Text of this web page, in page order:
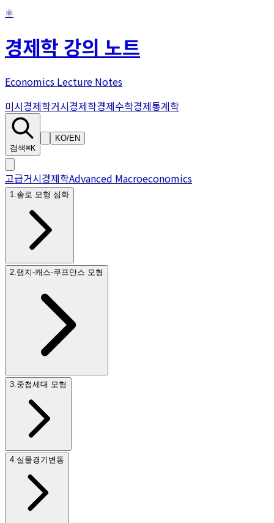
⚛
경제학 강의 노트
Economics Lecture Notes
미시경제학거시경제학경제수학경제통계학
검색⌘K
KO/EN
고급거시경제학Advanced Macroeconomics
1 솔로 모형 심화
2 램지-캐스-쿠프만스 모형
3 중첩세대 모형
4 실물경기변동